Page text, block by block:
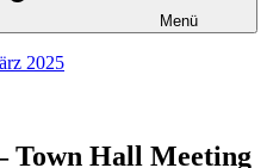
Menü
2025
Town Hall Meeting